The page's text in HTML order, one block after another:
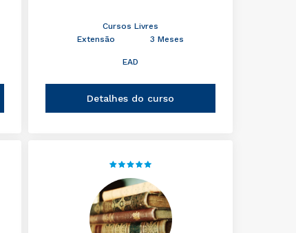
Cursos Livres
Extensão
3 Meses
EAD
Detalhes do curso